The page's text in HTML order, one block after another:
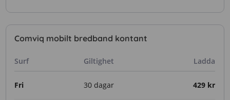
Comviq mobilt bredband kontant
Surf Giltighet Ladda
Fri 30 dagar 429 kr